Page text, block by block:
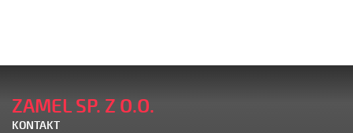
ZAMEL SP. Z O.O.
KONTAKT